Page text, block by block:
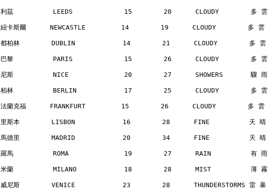
利茲          LEEDS             15        20      CLOUDY        多 雲
紐卡斯爾      NEWCASTLE         14        19      CLOUDY        多 雲
都柏林        DUBLIN            14        21      CLOUDY        多 雲
巴黎          PARIS             15        26      CLOUDY        多 雲
尼斯          NICE              20        27      SHOWERS       驟 雨
柏林          BERLIN            17        25      CLOUDY        多 雲
法蘭克福      FRANKFURT         15        26      CLOUDY        多 雲
里斯本        LISBON            16        28      FINE          天 晴
馬德里        MADRID            20        34      FINE          天 晴
羅馬          ROMA              19        27      RAIN          有 雨
米蘭          MILANO            18        28      MIST          薄 霧
威尼斯        VENICE            23        28      THUNDERSTORMS 雷 暴